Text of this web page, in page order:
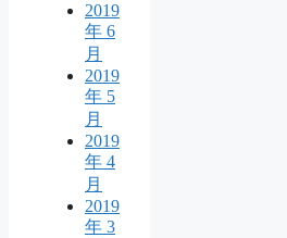
2019
年 6
月
2019
年 5
月
2019
年 4
月
2019
年 3